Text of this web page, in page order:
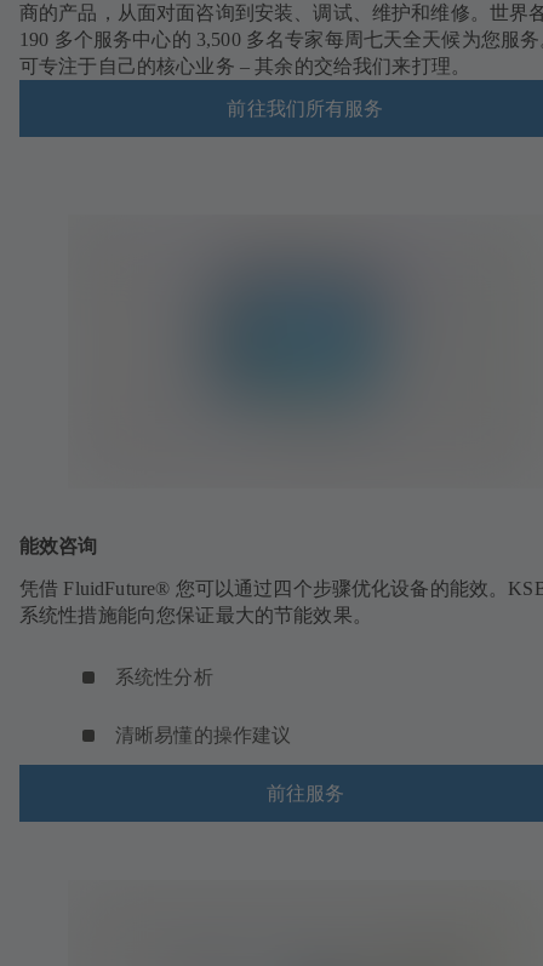
商的产品，从面对面咨询到安装、调试、维护和维修。世界
190 多个服务中心的 3,500 多名专家每周七天全天候为您服
可专注于自己的核心业务 – 其余的交给我们来打理。
前往我们所有服务
能效咨询
凭借 FluidFuture® 您可以通过四个步骤优化设备的能效。
系统性措施能向您保证最大的节能效果。
系统性分析
清晰易懂的操作建议
前往服务